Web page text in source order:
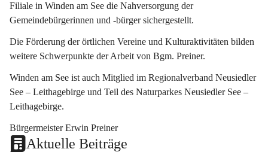
Filiale in Winden am See die Nahversorgung der
Gemeindebürgerinnen und -bürger sichergestellt.
Die Förderung der örtlichen Vereine und Kulturaktivitäten bilden
weitere Schwerpunkte der Arbeit von Bgm. Preiner.
Winden am See ist auch Mitglied im Regionalverband Neusiedler
See – Leithagebirge und Teil des Naturparkes Neusiedler See –
Leithagebirge.
Bürgermeister Erwin Preiner
Aktuelle Beiträge